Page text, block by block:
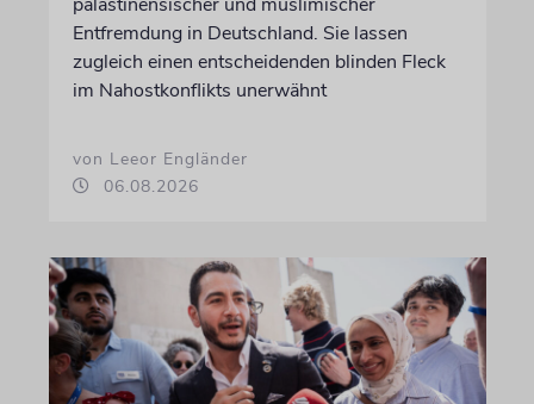
Entfremdung in Deutschland. Sie lassen
zugleich einen entscheidenden blinden Fleck
im Nahostkonflikts unerwähnt
von Leeor Engländer
06.08.2026